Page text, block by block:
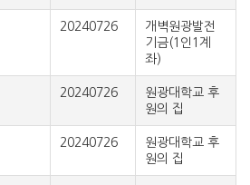
20240726
개벽원광발전
기금(1인1계
좌)
20240726
원광대학교 후
원의 집
20240726
원광대학교 후
원의 집